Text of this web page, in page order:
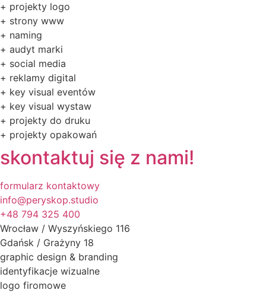
+ projekty logo
+ strony www
+ naming
+ audyt marki
+ social media
+ reklamy digital
+ key visual eventów
+ key visual wystaw
+ projekty do druku
+ projekty opakowań
skontaktuj się z nami!
formularz kontaktowy
info@peryskop.studio
+48 794 325 400
Wrocław / Wyszyńskiego 116
Gdańsk / Grażyny 18
graphic design & branding​
identyfikacje wizualne
logo firomowe